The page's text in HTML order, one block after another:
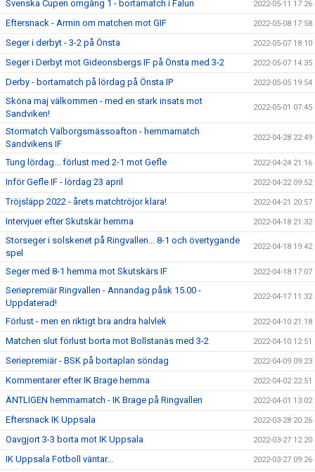
Svenska Cupen omgång 1 - bortamatch i Falun 2022-05-11 17:26
Eftersnack - Armin om matchen mot GIF 2022-05-08 17:58
Seger i derbyt - 3-2 på Önsta 2022-05-07 18:10
Seger i Derbyt mot Gideonsbergs IF på Önsta med 3-2 2022-05-07 14:35
Derby - bortamatch på lördag på Önsta IP 2022-05-05 19:54
Sköna maj välkommen - med en stark insats mot
Sandviken!
2022-05-01 07:45
Stormatch Valborgsmässoafton - hemmamatch
Sandvikens IF
2022-04-28 22:49
Tung lördag... förlust med 2-1 mot Gefle 2022-04-24 21:16
Inför Gefle IF - lördag 23 april 2022-04-22 09:52
Tröjsläpp 2022 - årets matchtröjor klara! 2022-04-21 20:57
Intervjuer efter Skutskär hemma 2022-04-18 21:32
Storseger i solskenet på Ringvallen... 8-1 och övertygande
spel
2022-04-18 19:42
Seger med 8-1 hemma mot Skutskärs IF 2022-04-18 17:07
Seriepremiär Ringvallen - Annandag påsk 15.00 -
Uppdaterad!
2022-04-17 11:32
Förlust - men en riktigt bra andra halvlek 2022-04-10 21:18
Matchen slut förlust borta mot Bollstanäs med 3-2 2022-04-10 12:51
Seriepremiär - BSK på bortaplan söndag 2022-04-09 09:23
Kommentarer efter IK Brage hemma 2022-04-02 22:51
ÄNTLIGEN hemmamatch - IK Brage på Ringvallen 2022-04-01 13:02
Eftersnack IK Uppsala 2022-03-28 20:26
Oavgjort 3-3 borta mot IK Uppsala 2022-03-27 12:20
IK Uppsala Fotboll väntar... 2022-03-27 09:26